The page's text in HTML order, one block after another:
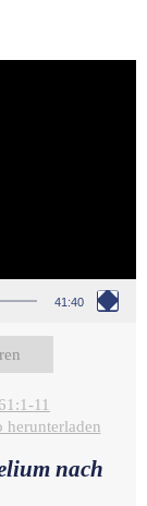
41:40
11
herunterladen
nach